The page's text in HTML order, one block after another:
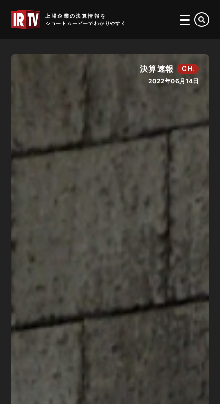
上場企業の決算情報を
ショートムービーでわかりやすく
決算速報 CH.
2022年06月14日